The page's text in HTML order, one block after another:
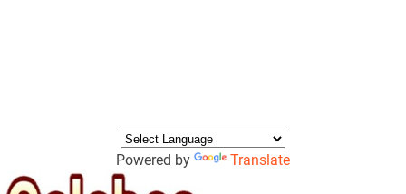
Powered by Translate